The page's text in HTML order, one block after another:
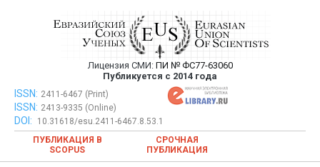
Евразийский Союз Ученых —
публикация научных статей в
ежемесячном научном журнале
Лицензия СМИ: ПИ № ФС77-63060
Публикуется с 2014 года
Евразийский Союз Ученых — публикация научных статей в
ежемесячном научном журнале
ISSN: 2411-6467 (Print)
ISSN: 2413-9335 (Online)
DOI:
10.31618/esu.2411-6467.8.53.1
ПУБЛИКАЦИЯ В
SCOPUS
СРОЧНАЯ
ПУБЛИКАЦИЯ